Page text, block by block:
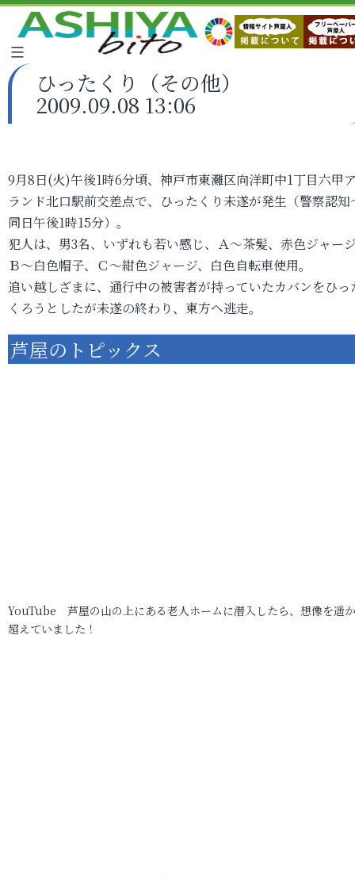
ひったくり（その他）
2009.09.08 13:06
9月8日(火)午後1時6分頃、神戸市東灘区向洋町中1丁目六甲
ランド北口駅前交差点で、ひったくり未遂が発生（警察認知
同日午後1時15分）。
犯人は、男3名、いずれも若い感じ、Ａ～茶髪、赤色ジャー
Ｂ～白色帽子、Ｃ～紺色ジャージ、白色自転車使用。
追い越しざまに、通行中の被害者が持っていたカバンをひっ
くろうとしたが未遂の終わり、東方へ逃走。
芦屋のトピックス
YouTube 芦屋の山の上にある老人ホームに潜入したら、想像を遥
超えていました！